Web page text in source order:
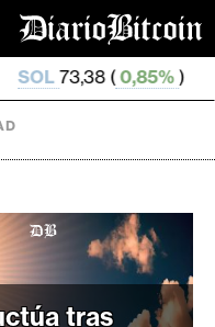
0,85%) TRX0,327
tras